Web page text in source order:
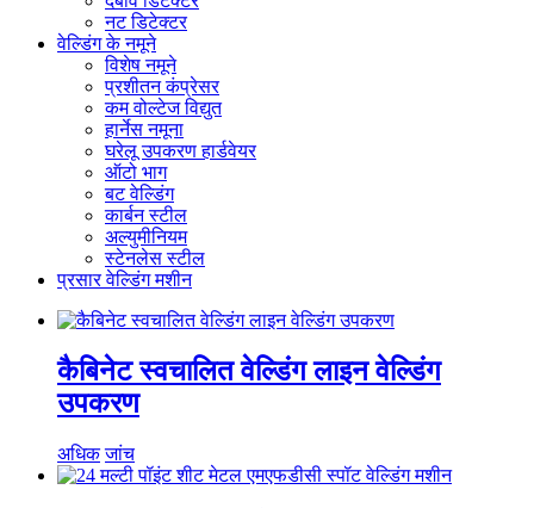
नट डिटेक्टर
वेल्डिंग के नमूने
विशेष नमूने
प्रशीतन कंप्रेसर
कम वोल्टेज विद्युत
हार्नेस नमूना
घरेलू उपकरण हार्डवेयर
ऑटो भाग
बट वेल्डिंग
कार्बन स्टील
अल्युमीनियम
स्टेनलेस स्टील
प्रसार वेल्डिंग मशीन
कैबिनेट स्वचालित वेल्डिंग लाइन वेल्डिंग
उपकरण
अधिक जांच